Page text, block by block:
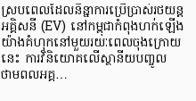
ស្របពេលដែលនិន្នាការប្រើប្រាស់រថយន្ត
អគ្គិសនី (EV) នៅកម្ពុជាកំពុងហក់ឡើង
យ៉ាងគំហុកនៅមួយរយៈពេលចុងក្រោយ
នេះ ការវិនិយោគលើស្ថានីយបញ្ចូល
ថាមពលអគ្គ…